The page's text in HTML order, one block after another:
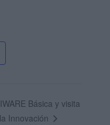
Básica y visita
Innovación